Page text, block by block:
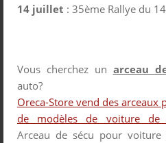
14 juillet : 35ème Rallye du
Vous cherchez un arceau
auto?
Oreca-Store vend des
de modèles de voiture de
Arceau de sécu pour